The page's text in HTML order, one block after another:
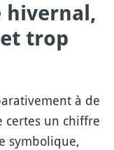
hivernal,
trop
à de
certes un chiffre
symbolique,